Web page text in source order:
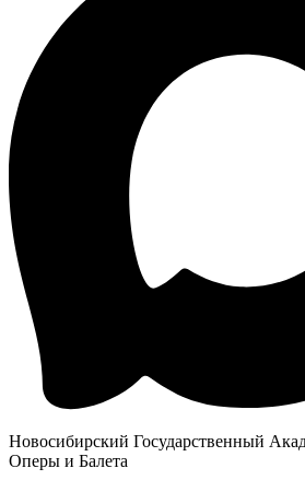
Новосибирский Государственный
Оперы и Балета